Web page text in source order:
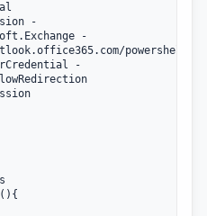
-
-
powershell-
-